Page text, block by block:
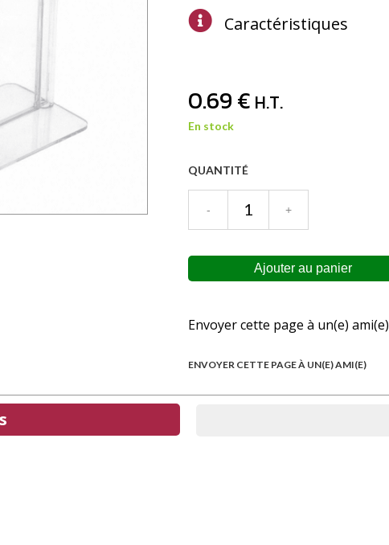
Caractéristiques
0.69€ H.T.
En stock
QUANTITÉ
Envoyer cette page à un(e) ami(e)
ENVOYER CETTE PAGE À UN(E) AMI(E)